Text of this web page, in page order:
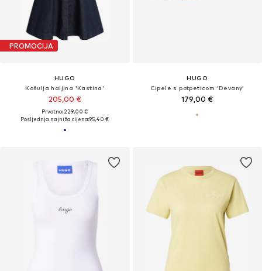
PROMOCIJA
HUGO
Košulja haljina 'Kastina'
205,00 €
Prvotno: 229,00 €
Posljednja najniža cijena:95,40 €
HUGO
Cipele s potpeticom 'Devany'
179,00 €